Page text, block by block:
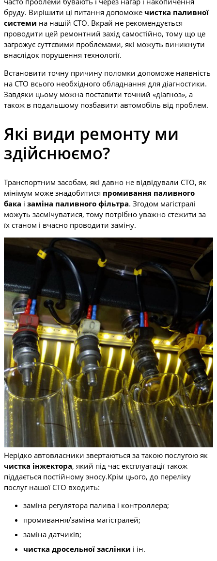
бруду. Вирішити ці питання допоможе чистка паливної
системи на нашій СТО. Вкрай не рекомендується
проводити цей ремонтний захід самостійно, тому що це
загрожує суттєвими проблемами, які можуть виникнути
внаслідок порушення технології.
Встановити точну причину поломки допоможе наявність
на СТО всього необхідного обладнання для діагностики.
Завдяки цьому можна поставити точний «діагноз», а
також в подальшому позбавити автомобіль від проблем.
Які види ремонту ми
здійснюємо?
Транспортним засобам, які давно не відвідували СТО, як
мінімум може знадобитися промивання паливного
бака і заміна паливного фільтра. Згодом магістралі
можуть засмічуватися, тому потрібно уважно стежити за
їх станом і вчасно проводити заміну.
Нерідко автовласники звертаються за такою послугою як
чистка інжектора, який під час експлуатації також
піддається постійному зносу.Крім цього, до переліку
послуг нашої СТО входить:
заміна регулятора палива і контроллера;
промивання/заміна магістралей;
заміна датчиків;
чистка дросельної заслінки і ін.